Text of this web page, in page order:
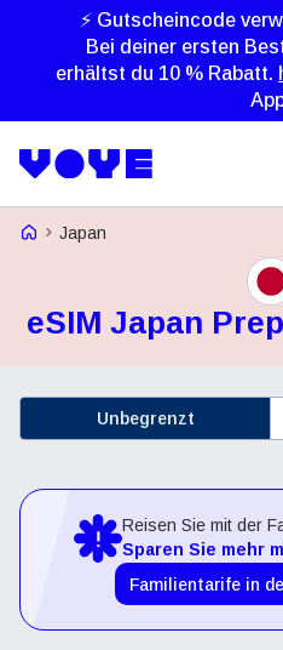
⚡ Gutscheincode
Bei deiner ersten
erhältst du 10 % Rabatt.
Voye Homepage
Japan
eSIM Japan
Unbegrenzt
Reisen Sie mit der
Sparen Sie mehr
Familientarife in